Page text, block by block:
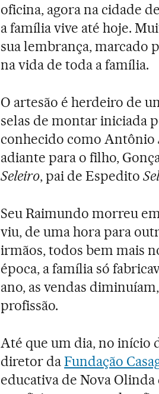
oficina, agora na cidade
a família vive até hoje.
sua lembrança, marcado
na vida de toda a família.
O artesão é herdeiro de
selas de montar iniciada
conhecido como Antônio
adiante para o filho,
Seleiro, pai de Espedito
Seu Raimundo morreu
viu, de uma hora para
irmãos, todos bem mais
época, a família só
ano, as vendas
profissão.
Até que um dia, no início
diretor daFundação
educativa de Nova